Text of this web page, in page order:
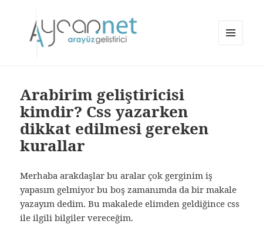
Arabirim geliştiricisi
kimdir? Css yazarken
dikkat edilmesi gereken
kurallar
Merhaba arakdaşlar bu aralar çok gerginim iş
yapasım gelmiyor bu boş zamanımda da bir makale
yazayım dedim. Bu makalede elimden geldiğince css
ile ilgili bilgiler vereceğim.